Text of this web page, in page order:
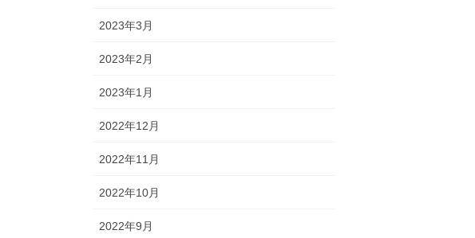
2023年3月
2023年2月
2023年1月
2022年12月
2022年11月
2022年10月
2022年9月